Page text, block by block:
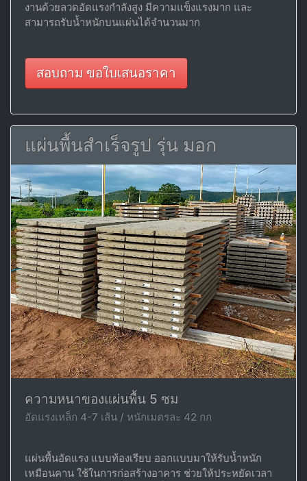
งานด้วยลวดอัดแรงกำลังสูง มีความแข็งแรงมาก และ
สามารถรับน้ำหนักบนแผ่นได้จำนวนมาก
สอบถาม ขอใบเสนอราคา
แผ่นพื้นสำเร็จรูป รุ่น มอก
ความหนาของแผ่นพื้น 5 ซม
อัดแรงเหล็ก 4-7 เส้น / หนักเมตรละ 42 กก
แผ่นพื้นอัดแรง แบบท้องเรียบ ออกแบบมาให้รับน้ำหนัก
เหมือนคาน ใช้ในการก่อสร้างอาคาร ช่วยให้ประหยัดเวลา